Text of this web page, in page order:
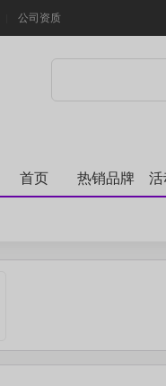
公司资质
首页 热销品牌 活